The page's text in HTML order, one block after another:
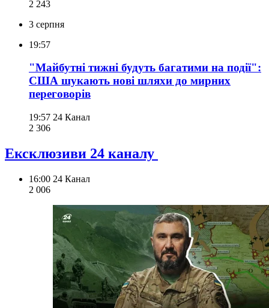
2 243
3 серпня
19:57
"Майбутні тижні будуть багатими на події":
США шукають нові шляхи до мирних
переговорів
19:57 24 Канал
2 306
Ексклюзиви 24 каналу
16:00 24 Канал
2 006